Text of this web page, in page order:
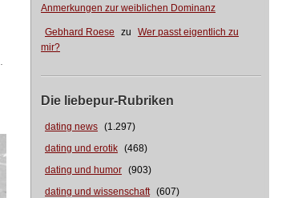
Anmerkungen zur weiblichen Dominanz
Gebhard Roese zu
Wer passt eigentlich zu
mir?
Die liebepur-Rubriken
dating news (1.297)
dating und erotik (468)
dating und humor (903)
dating und wissenschaft (607)